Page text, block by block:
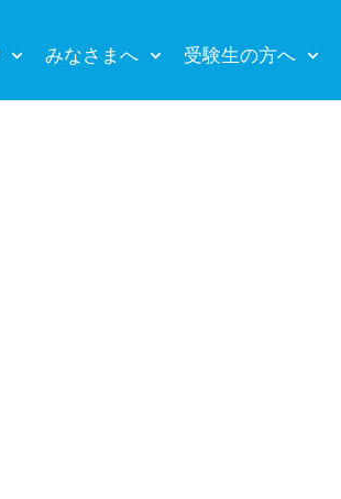
みなさまへ 受験生の方へ